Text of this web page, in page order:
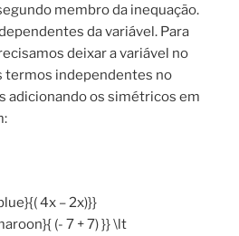
membro da inequação.
da variável. Para
deixar a variável no
termos independentes no
adicionando os simétricos em
4x – 2x)}}
(- 7 + 7) }} \lt